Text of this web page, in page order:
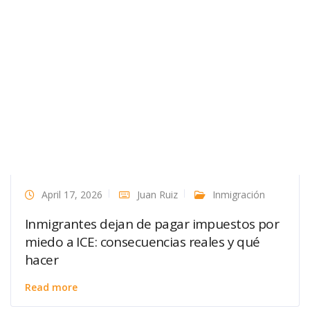
April 17, 2026 Juan Ruiz Inmigración
Inmigrantes dejan de pagar impuestos por
miedo a ICE: consecuencias reales y qué
hacer
Read more